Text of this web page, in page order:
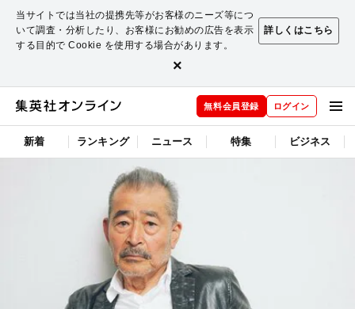
当サイトでは当社の提携先等がお客様のニーズ等につ
いて調査・分析したり、お客様にお勧めの広告を表示
する目的で Cookie を使用する場合があります。
詳しくはこちら
×
無料会員登録 ログイン
新着 ランキング ニュース 特集 ビジネス